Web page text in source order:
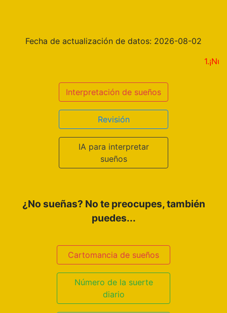
Fecha de actualización de datos: 2026-08-02
1.¡Nueva
Interpretación de sueños
Revisión
IA para interpretar
sueños
¿No sueñas? No te preocupes, también
puedes...
Cartomancia de sueños
Número de la suerte
diario